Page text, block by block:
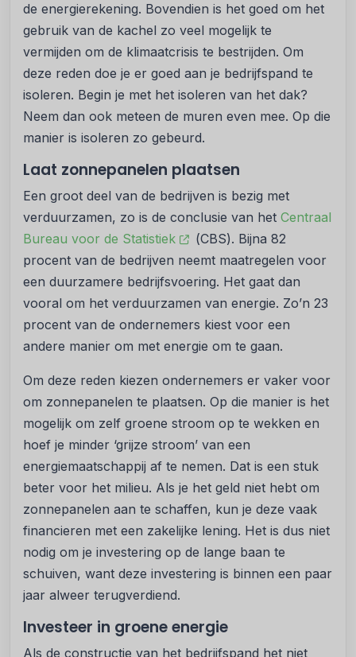
de energierekening. Bovendien is het goed om het
gebruik van de kachel zo veel mogelijk te
vermijden om de klimaatcrisis te bestrijden. Om
deze reden doe je er goed aan je bedrijfspand te
isoleren. Begin je met het isoleren van het dak?
Neem dan ook meteen de muren even mee. Op die
manier is isoleren zo gebeurd.
Laat zonnepanelen plaatsen
Een groot deel van de bedrijven is bezig met
verduurzamen, zo is de conclusie van het Centraal
Bureau voor de Statistiek
(CBS). Bijna 82
procent van de bedrijven neemt maatregelen voor
een duurzamere bedrijfsvoering. Het gaat dan
vooral om het verduurzamen van energie. Zo’n 23
procent van de ondernemers kiest voor een
andere manier om met energie om te gaan.
Om deze reden kiezen ondernemers er vaker voor
om zonnepanelen te plaatsen. Op die manier is het
mogelijk om zelf groene stroom op te wekken en
hoef je minder ‘grijze stroom’ van een
energiemaatschappij af te nemen. Dat is een stuk
beter voor het milieu. Als je het geld niet hebt om
zonnepanelen aan te schaffen, kun je deze vaak
financieren met een zakelijke lening. Het is dus niet
nodig om je investering op de lange baan te
schuiven, want deze investering is binnen een paar
jaar alweer terugverdiend.
Investeer in groene energie
Als de constructie van het bedrijfspand het niet